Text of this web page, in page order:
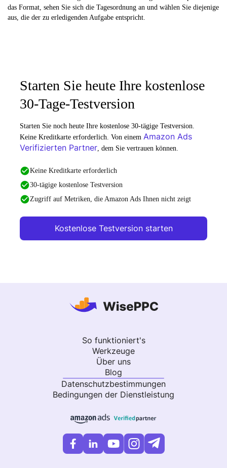
das Format, sehen Sie sich die Tagesordnung an und wählen Sie diejenige
aus, die der zu erledigenden Aufgabe entspricht.
Starten Sie heute Ihre kostenlose
30-Tage-Testversion
Starten Sie noch heute Ihre kostenlose 30-tägige Testversion.
Keine Kreditkarte erforderlich. Von einem Amazon Ads
Verifizierten Partner , dem Sie vertrauen können.
Keine Kreditkarte erforderlich
30-tägige kostenlose Testversion
Zugriff auf Metriken, die Amazon Ads Ihnen nicht zeigt
Kostenlose Testversion starten
So funktioniert's
Werkzeuge
Über uns
Blog
Datenschutzbestimmungen
Bedingungen der Dienstleistung